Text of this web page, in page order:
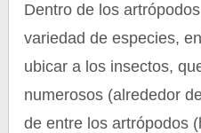
Dentro de los
variedad de especies,
ubicar a los insectos,
numerosos (alrededor
de entre los artrópodos